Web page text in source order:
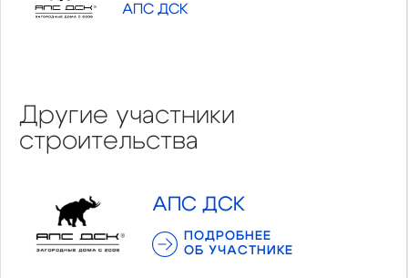
АПС ДСК
Другие участники
строительства
АПС ДСК
ПОДРОБНЕЕ
ОБ УЧАСТНИКЕ